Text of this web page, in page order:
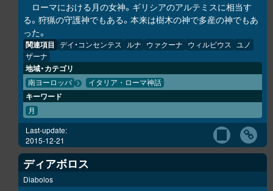
ローマにおける月の女神。ギリシアのアルテミスに相当す
る。狩猟の守護神でもある。本来は樹木の神で多産の神でもあ
った。
関連項目 デイ・コンセンテス ルナ ウァクーナ ウィルビウス
ユノ
ザーナ
地域・カテゴリ
南ヨーロッパ イタリア・ローマ神話
キーワード
月
Last-update:
2015-12-21
ディアボロス
Diabolos